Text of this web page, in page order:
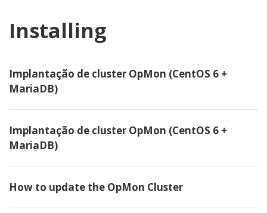
Installing
Implantação de cluster OpMon (CentOS 6 +
MariaDB)
Implantação de cluster OpMon (CentOS 6 +
MariaDB)
How to update the OpMon Cluster